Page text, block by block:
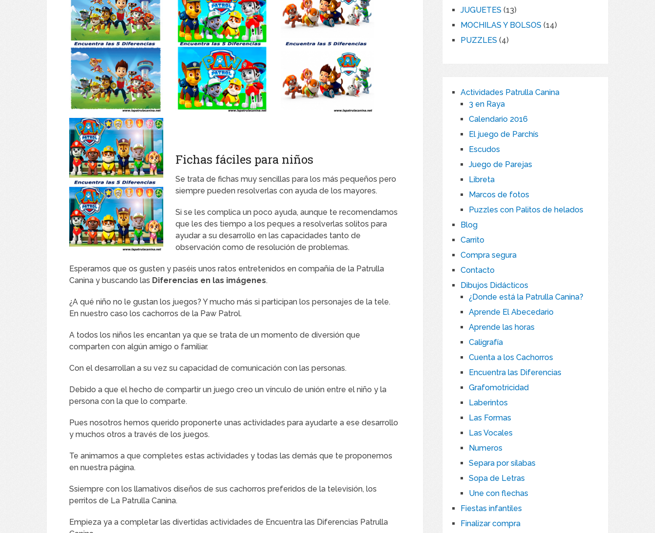
Fichas fáciles para niños
Se trata de fichas muy sencillas para los más pequeños pero
siempre pueden resolverlas con ayuda de los mayores.
Si se les complica un poco ayuda, aunque te recomendamos
que les des tiempo a los peques a resolverlas solitos para
ayudar a su desarrollo en las capacidades tanto de
observación como de resolución de problemas.
Esperamos que os gusten y paséis unos ratos entretenidos en compañía de la Patrulla
Canina y buscando las Diferencias en las imágenes.
¿A qué niño no le gustan los juegos? Y mucho más si participan los personajes de la tele.
En nuestro caso los cachorros de la Paw Patrol.
A todos los niños les encantan ya que se trata de un momento de diversión que
comparten con algún amigo o familiar.
Con el desarrollan a su vez su capacidad de comunicación con las personas.
Debido a que el hecho de compartir un juego creo un vínculo de unión entre el niño y la
persona con la que lo comparte.
Pues nosotros hemos querido proponerte unas actividades para ayudarte a ese desarrollo
y muchos otros a través de los juegos.
Te animamos a que completes estas actividades y todas las demás que te proponemos
en nuestra página.
Ssiempre con los llamativos diseños de sus cachorros preferidos de la televisión, los
perritos de La Patrulla Canina.
Empieza ya a completar las divertidas actividades de Encuentra las Diferencias Patrulla
productos
JUGUETES 1313
productos
MOCHILAS Y BOLSOS 1414
PUZZLES 44
Actividades Patrulla Canina
3 en Raya
Calendario 2016
El juego de Parchís
Escudos
Juego de Parejas
Libreta
Marcos de fotos
Puzzles con Palitos de helados
Blog
Carrito
Compra segura
Contacto
Dibujos Didácticos
¿Donde está la Patrulla Canina?
Aprende El Abecedario
Aprende las horas
Caligrafía
Cuenta a los Cachorros
Encuentra las Diferencias
Grafomotricidad
Laberintos
Las Formas
Las Vocales
Numeros
Separa por sílabas
Sopa de Letras
Une con flechas
Fiestas infantiles
Finalizar compra